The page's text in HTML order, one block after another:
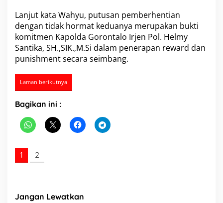
Lanjut kata Wahyu, putusan pemberhentian
dengan tidak hormat keduanya merupakan bukti
komitmen Kapolda Gorontalo Irjen Pol. Helmy
Santika, SH.,SIK.,M.Si dalam penerapan reward dan
punishment secara seimbang.
Laman berikutnya
Bagikan ini :
1 2
Jangan Lewatkan